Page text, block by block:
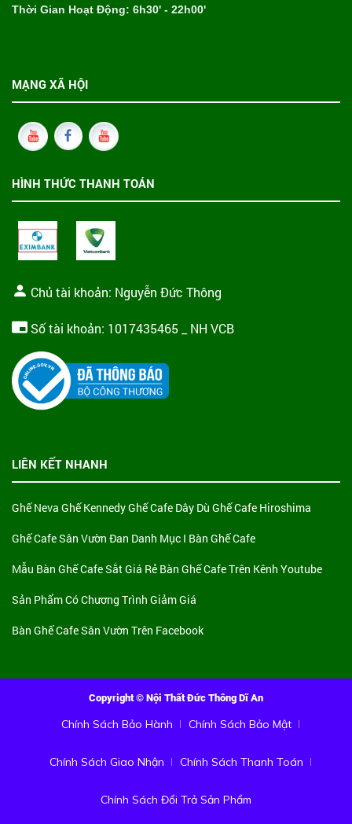
Thời Gian Hoạt Động: 6h30' - 22h00'
MẠNG XÃ HỘI
HÌNH THỨC THANH TOÁN
Chủ tài khoản: Nguyễn Đức Thông
Số tài khoản: 1017435465 _ NH VCB
LIÊN KẾT NHANH
Ghế Neva Ghế KennedyGhế Cafe Dây Dù Ghế Cafe Hiroshima
Ghế Cafe Sân Vườn Đan Danh Mục I Bàn Ghế Cafe
Mẫu Bàn Ghế Cafe Sắt Giá Rẻ Bàn Ghế Cafe Trên Kênh Youtube
Sản Phẩm Có Chương Trình Giảm Giá
Bàn Ghế Cafe Sân Vườn Trên Facebook
Copyright © Nội Thất Đức Thông Dĩ An
Chính Sách Bảo Hành Chính Sách Bảo Mật
Chính Sách Giao Nhận Chính Sách Thanh Toán
Chính Sách Đổi Trả Sản Phẩm